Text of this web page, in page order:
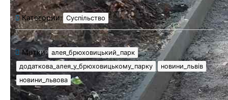
Категории: Суспільство
Метки: алея_брюховицький_парк
додаткова_алея_у_брюховицькому_парку
новини_львів
новини_львова